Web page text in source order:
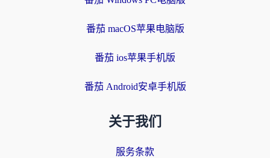
番茄 macOS苹果电脑版
番茄 ios苹果手机版
番茄 Android安卓手机版
关于我们
服务条款